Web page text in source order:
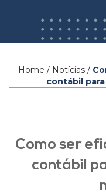
Home / Notícias /
contábil
Como ser
contábil